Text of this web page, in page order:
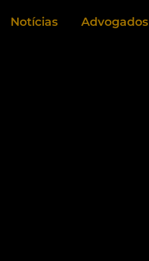
Notícias Advogados